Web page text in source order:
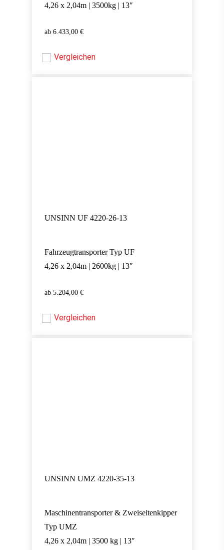
4,26 x 2,04m | 3500kg | 13″
6.433,00 €
6.433,00
Vergleichen
UNSINN UF 4220-26-13
Fahrzeugtransporter Typ UF
4,26 x 2,04m | 2600kg | 13″
5.204,00 €
5.204,00
Vergleichen
UNSINN UMZ 4220-35-13
Maschinentransporter & Zweiseitenkipper
Typ UMZ
4,26 x 2,04m | 3500 kg | 13″